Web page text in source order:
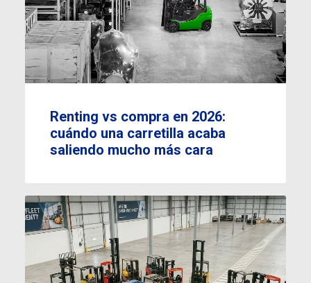
Renting vs compra en 2026:
cuándo una carretilla acaba
saliendo mucho más cara